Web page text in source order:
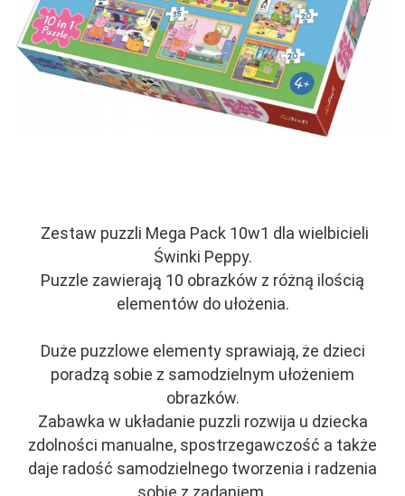
Zestaw puzzli Mega Pack 10w1 dla wielbicieli
Świnki Peppy.
Puzzle zawierają 10 obrazków z różną ilością
elementów do ułożenia.
Duże puzzlowe elementy sprawiają, że dzieci
poradzą sobie z samodzielnym ułożeniem
obrazków.
Zabawka w układanie puzzli rozwija u dziecka
zdolności manualne, spostrzegawczość a także
daje radość samodzielnego tworzenia i radzenia
sobie z zadaniem.